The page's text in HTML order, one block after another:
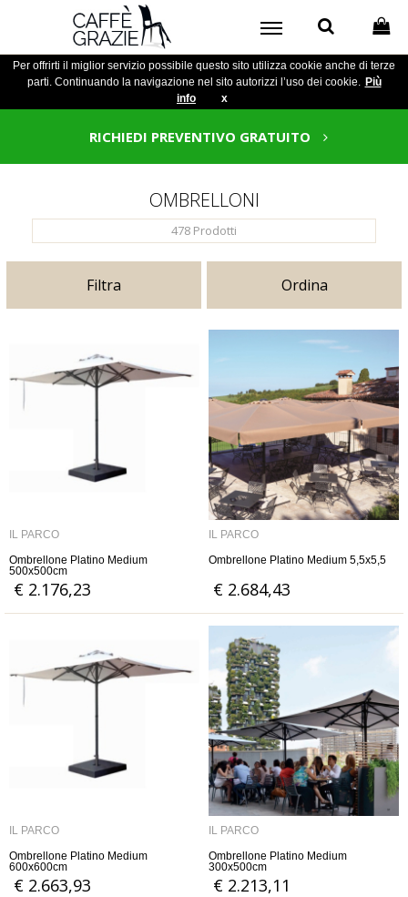
Per offrirti il miglior servizio possibile questo sito utilizza cookie anche di terze
parti. Continuando la navigazione nel sito autorizzi l’uso dei cookie. Più
info
x
RICHIEDI PREVENTIVO GRATUITO
OMBRELLONI
478 Prodotti
Filtra Ordina
IL PARCO
Ombrellone Platino Medium
500x500cm
€ 2.176,23
IL PARCO
Ombrellone Platino Medium 5,5x5,5
€ 2.684,43
IL PARCO
Ombrellone Platino Medium
600x600cm
€ 2.663,93
IL PARCO
Ombrellone Platino Medium
300x500cm
€ 2.213,11